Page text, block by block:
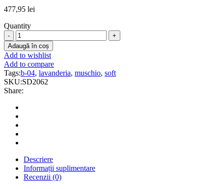
477,95 lei
Quantity
LAVANDERIA
B-
04
SOFT
MUSCHIO
-
Balsam
lichid
concentrat,
neutralizant
cu
efect
antistatic
Adaugă în coș
Add to wishlist
Add to compare
Tags:b-04, lavanderia, muschio, soft
SKU:SD2062
Share:
Descriere
Informații suplimentare
Recenzii (0)